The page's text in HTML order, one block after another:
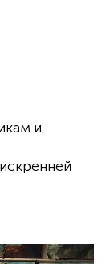
и